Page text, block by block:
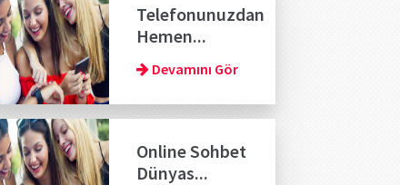
Telefonunuzdan
Hemen...
Devamını Gör
Online Sohbet
Dünyas...